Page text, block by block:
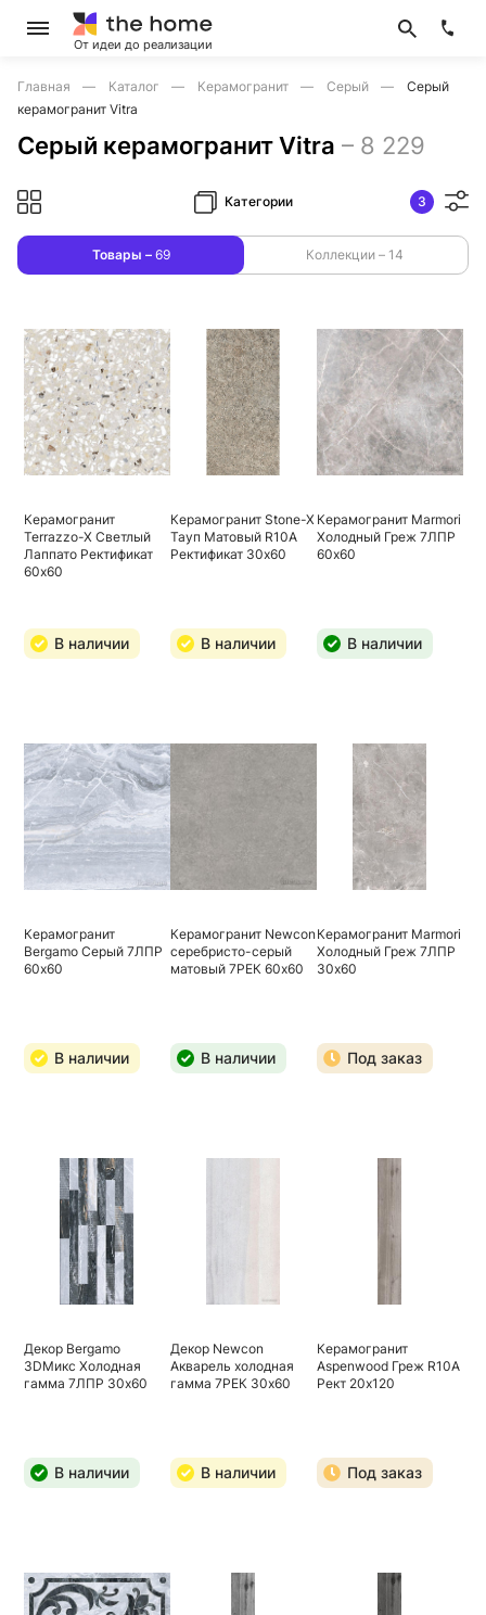
От идеи до реализации
Главная Каталог Керамогранит Серый
Серый
керамогранит Vitra
Серый керамогранит Vitra – 8 229
Категории 3
Товары – 69 Коллекции – 14
Керамогранит
Terrazzo-X Светлый
Лаппато Ректификат
60х60
В наличии
Керамогранит Stone-X
Тауп Матовый R10A
Ректификат 30х60
В наличии
Керамогранит Marmori
Холодный Греж 7ЛПР
60х60
В наличии
Керамогранит
Bergamo Серый 7ЛПР
60х60
В наличии
Керамогранит Newcon
серебристо-серый
матовый 7РЕК 60х60
В наличии
Керамогранит Marmori
Холодный Греж 7ЛПР
30х60
Под заказ
Декор Bergamo
3DМикс Холодная
гамма 7ЛПР 30х60
В наличии
Декор Newcon
Акварель холодная
гамма 7РЕК 30х60
В наличии
Керамогранит
Aspenwood Греж R10A
Рект 20х120
Под заказ